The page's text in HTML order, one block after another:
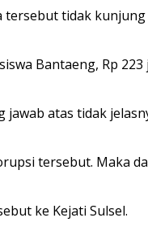
tidak
Bantaeng, Rp
atas tidak
tersebut. Maka
ke Kejati Sulsel.